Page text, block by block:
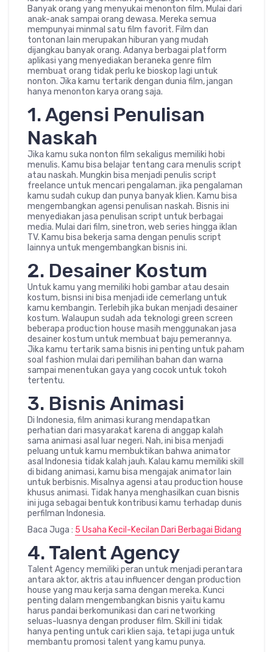
Banyak orang yang menyukai menonton film. Mulai dari
anak-anak sampai orang dewasa. Mereka semua
mempunyai minmal satu film favorit. Film dan
tontonan lain merupakan hiburan yang mudah
dijangkau banyak orang. Adanya berbagai platform
aplikasi yang menyediakan beraneka genre film
membuat orang tidak perlu ke bioskop lagi untuk
nonton. Jika kamu tertarik dengan dunia film, jangan
hanya menonton karya orang saja.
1. Agensi Penulisan
Naskah
Jika kamu suka nonton film sekaligus memiliki hobi
menulis. Kamu bisa belajar tentang cara menulis script
atau naskah. Mungkin bisa menjadi penulis script
freelance untuk mencari pengalaman. jika pengalaman
kamu sudah cukup dan punya banyak klien. Kamu bisa
mengembangkan agensi penulisan naskah. Bisnis ini
menyediakan jasa penulisan script untuk berbagai
media. Mulai dari film, sinetron, web series hingga iklan
TV. Kamu bisa bekerja sama dengan penulis script
lainnya untuk mengembangkan bisnis ini.
2. Desainer Kostum
Untuk kamu yang memiliki hobi gambar atau desain
kostum, bisnsi ini bisa menjadi ide cemerlang untuk
kamu kembangin. Terlebih jika bukan menjadi desainer
kostum. Walaupun sudah ada teknologi green screen
beberapa production house masih menggunakan jasa
desainer kostum untuk membuat baju pemerannya.
Jika kamu tertarik sama bisnis ini penting untuk paham
soal fashion mulai dari pemilihan bahan dan warna
sampai menentukan gaya yang cocok untuk tokoh
tertentu.
3. Bisnis Animasi
Di Indonesia, film animasi kurang mendapatkan
perhatian dari masyarakat karena di anggap kalah
sama animasi asal luar negeri. Nah, ini bisa menjadi
peluang untuk kamu membuktikan bahwa animator
asal Indonesia tidak kalah jauh. Kalau kamu memiliki skill
di bidang animasi, kamu bisa mengajak animator lain
untuk berbisnis. Misalnya agensi atau production house
khusus animasi. Tidak hanya menghasilkan cuan bisnis
ini juga sebagai bentuk kontribusi kamu terhadap dunis
perfilman Indonesia.
Baca Juga : 5 Usaha Kecil-Kecilan Dari Berbagai Bidang
4. Talent Agency
Talent Agency memiliki peran untuk menjadi perantara
antara aktor, aktris atau influencer dengan production
house yang mau kerja sama dengan mereka. Kunci
penting dalam mengembangkan bisnis yaitu kamu
harus pandai berkomunikasi dan cari networking
seluas-luasnya dengan produser film. Skill ini tidak
hanya penting untuk cari klien saja, tetapi juga untuk
membantu promosi talent yang kamu punya.